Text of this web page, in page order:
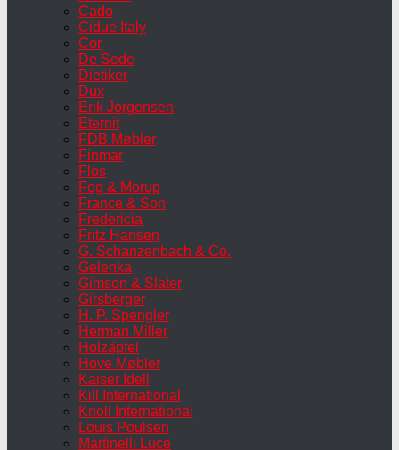
Cado
Cidue Italy
Cor
De Sede
Dietiker
Dux
Erik Jorgensen
Eternit
FDB Møbler
Finmar
Flos
Fog & Morup
France & Son
Fredericia
Fritz Hansen
G. Schanzenbach & Co.
Gelenka
Gimson & Slater
Girsberger
H. P. Spengler
Herman Miller
Holzäpfel
Hove Møbler
Kaiser Idell
Kill International
Knoll International
Louis Poulsen
Martinelli Luce